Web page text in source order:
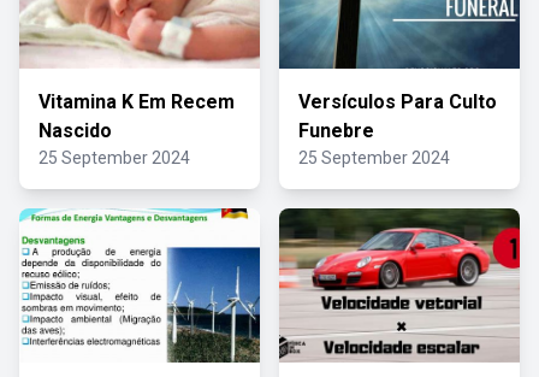
Vitamina K Em Recem
Nascido
25 September 2024
Versículos Para Culto
Funebre
25 September 2024